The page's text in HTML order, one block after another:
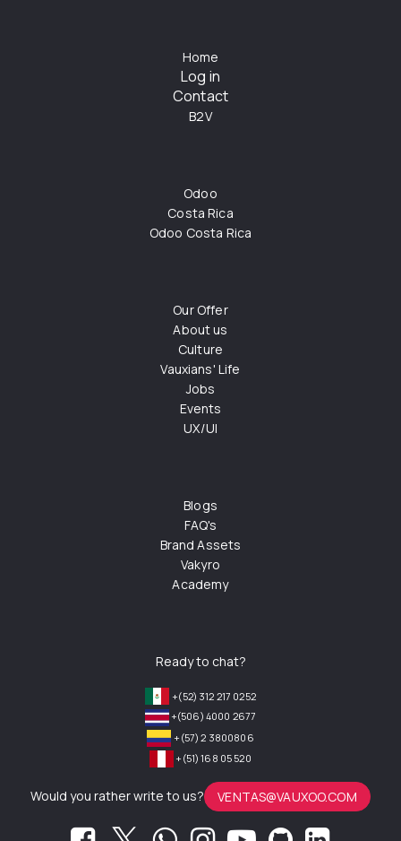
Home
Log in
Contact
B2V
Odoo
Costa Rica
Odoo Costa Rica
Our Offer
About us
Culture
Vauxians' Life
Jobs
Events
UX/UI
Blogs
FAQ's
Brand Assets
Vakyro
Academy
Ready to chat?
+(52) 312 217 0252
+(506) 4000 2677
+(57) 2 3800806
+(51) 168 05 520
Would you rather write to us? VENTAS@VAUXOO.COM